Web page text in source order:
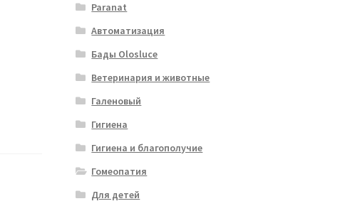
Paranat
Автоматизация
Бады Olosluce
Ветеринария и животные
Галеновый
Гигиена
Гигиена и благополучие
Гомеопатия
Для детей